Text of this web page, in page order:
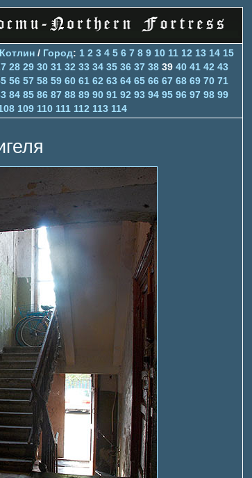
/ Город: 1 2 3 4 5 6 7 8 9 10 11 12 13 14 15
28 29 30 31 32 33 34 35 36 37 38 39 40 41 42 43
56 57 58 59 60 61 62 63 64 65 66 67 68 69 70 71
84 85 86 87 88 89 90 91 92 93 94 95 96 97 98 99
109 110 111 112 113 114